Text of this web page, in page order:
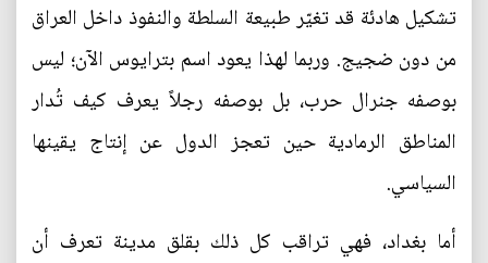
تشكيل هادئة قد تغيّر طبيعة السلطة والنفوذ داخل العراق
من دون ضجيج. وربما لهذا يعود اسم بترايوس الآن؛ ليس
بوصفه جنرال حرب، بل بوصفه رجلاً يعرف كيف تُدار
المناطق الرمادية حين تعجز الدول عن إنتاج يقينها
السياسي.
أما بغداد، فهي تراقب كل ذلك بقلق مدينة تعرف أن